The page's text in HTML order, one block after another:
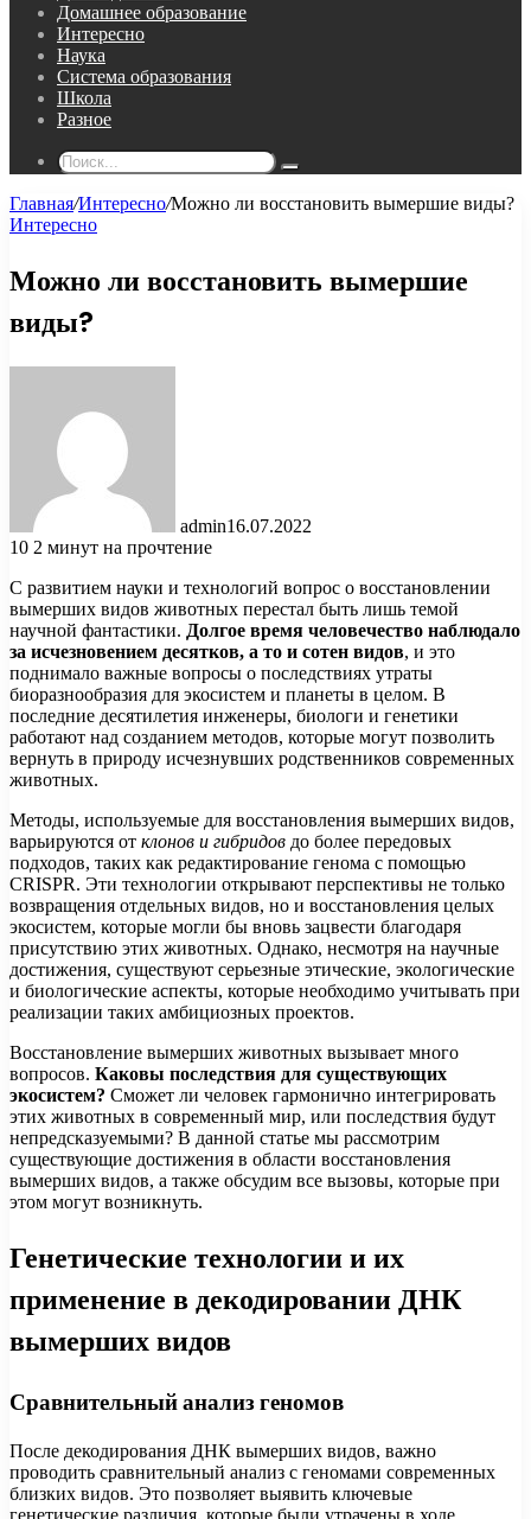
Домашнее образование
Интересно
Наука
Система образования
Школа
Разное
Поиск...
Главная/Интересно/Можно ли восстановить вымершие виды?
Интересно
Можно ли восстановить вымершие
виды?
admin16.07.2022
10 2 минут на прочтение
С развитием науки и технологий вопрос о восстановлении
вымерших видов животных перестал быть лишь темой
научной фантастики. Долгое время человечество наблюдало
за исчезновением десятков, а то и сотен видов, и это
поднимало важные вопросы о последствиях утраты
биоразнообразия для экосистем и планеты в целом. В
последние десятилетия инженеры, биологи и генетики
работают над созданием методов, которые могут позволить
вернуть в природу исчезнувших родственников современных
животных.
Методы, используемые для восстановления вымерших видов,
варьируются от клонов и гибридов до более передовых
подходов, таких как редактирование генома с помощью
CRISPR. Эти технологии открывают перспективы не только
возвращения отдельных видов, но и восстановления целых
экосистем, которые могли бы вновь зацвести благодаря
присутствию этих животных. Однако, несмотря на научные
достижения, существуют серьезные этические, экологические
и биологические аспекты, которые необходимо учитывать при
реализации таких амбициозных проектов.
Восстановление вымерших животных вызывает много
вопросов. Каковы последствия для существующих
экосистем? Сможет ли человек гармонично интегрировать
этих животных в современный мир, или последствия будут
непредсказуемыми? В данной статье мы рассмотрим
существующие достижения в области восстановления
вымерших видов, а также обсудим все вызовы, которые при
этом могут возникнуть.
Генетические технологии и их
применение в декодировании ДНК
вымерших видов
Сравнительный анализ геномов
После декодирования ДНК вымерших видов, важно
проводить сравнительный анализ с геномами современных
близких видов. Это позволяет выявить ключевые